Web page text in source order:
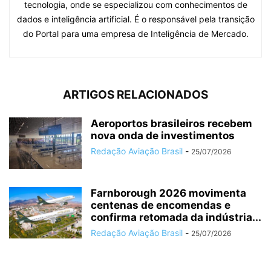
tecnologia, onde se especializou com conhecimentos de
dados e inteligência artificial. É o responsável pela transição
do Portal para uma empresa de Inteligência de Mercado.
ARTIGOS RELACIONADOS
Aeroportos brasileiros recebem
nova onda de investimentos
Redação Aviação Brasil - 25/07/2026
Farnborough 2026 movimenta
centenas de encomendas e
confirma retomada da indústria...
Redação Aviação Brasil - 25/07/2026